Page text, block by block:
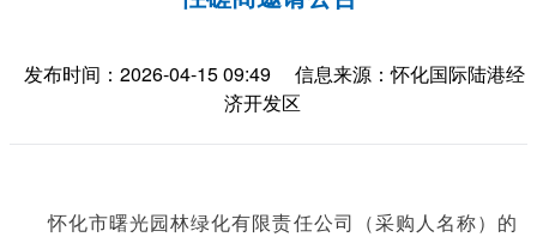
发布时间：2026-04-15 09:49
信息来源：怀化国际陆港经
济开发区
怀化市曙光园林绿化有限责任公司（采购人名称）的